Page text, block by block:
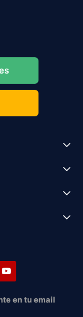
en tu email